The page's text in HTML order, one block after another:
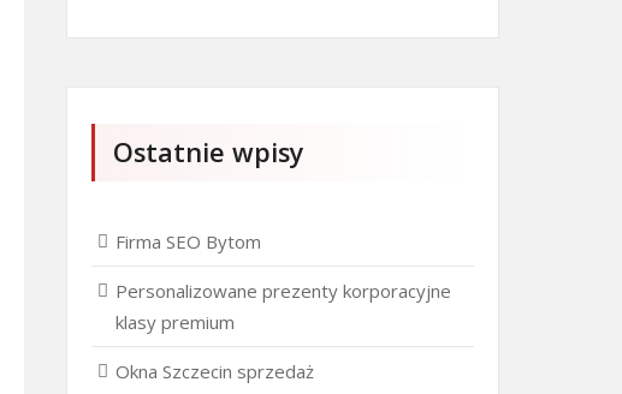
Ostatnie wpisy
Firma SEO Bytom
Personalizowane prezenty korporacyjne
klasy premium
Okna Szczecin sprzedaż